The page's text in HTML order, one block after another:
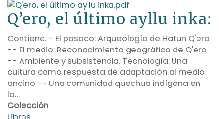
Q’ero, el último ayllu inka:
Contiene. - El pasado: Arqueología de Hatun Q'ero
-- El medio: Reconocimiento geográfico de Q'ero
-- Ambiente y subsistencia. Tecnología: Una
cultura como respuesta de adaptación al medio
andino -- Una comunidad quechua indígena en
la…
Colección